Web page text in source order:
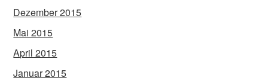
Dezember 2015
Mai 2015
April 2015
Januar 2015